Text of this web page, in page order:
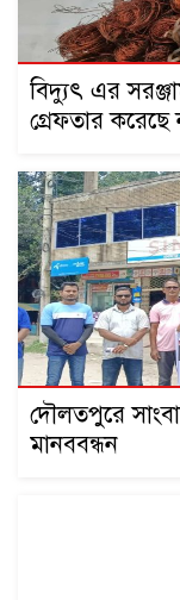
বিদ্যুৎ এর
গ্রেফতার
দৌলতপুরে
মানববন্ধন